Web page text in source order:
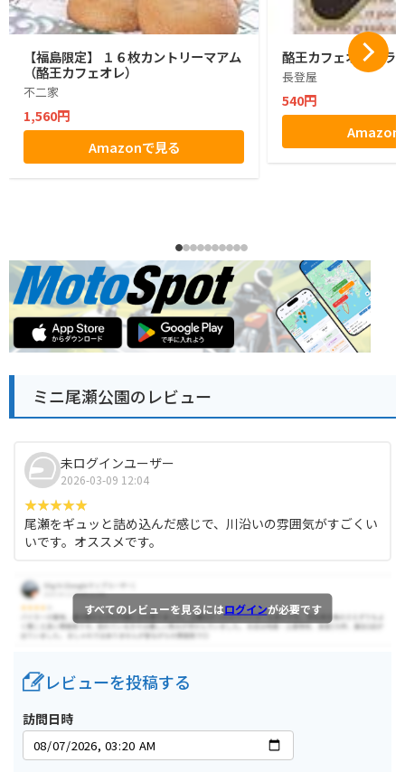
【福島限定】 １６枚カントリーマアム
（酪王カフェオレ）
不二家
1,560円
Amazonで見る
酪王カフェオレクラ
長登屋
540円
Amazon
ミニ尾瀬公園のレビュー
未ログインユーザー
2026-03-09 12:04
尾瀬をギュッと詰め込んだ感じで、川沿いの雰囲気がすごくい
いです。オススメです。
すべてのレビューを見るにはログインが必要です
レビューを投稿する
訪問日時